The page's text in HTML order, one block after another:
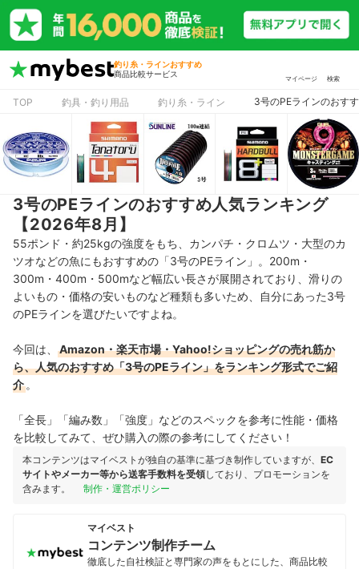
釣り糸・ラインおすすめ
商品比較サービス
マイページ 検索
TOP 釣具・釣り用品 釣り糸・ライン 3号のPEラインのおす
3号のPEラインのおすすめ人気ランキング
【2026年8月】
55ポンド・約25kgの強度をもち、カンパチ・クロムツ・大型のカ
ツオなどの魚にもおすすめの「3号のPEライン」。200m・
300m・400m・500mなど幅広い長さが展開されており、滑りの
よいもの・価格の安いものなど種類も多いため、自分にあった3号
のPEラインを選びたいですよね。
今回は、
Amazon・楽天市場・Yahoo!ショッピングの売れ筋か
ら、人気のおすすめ「3号のPEライン」をランキング形式でご紹
介 。
「全長」「編み数」「強度」などのスペックを参考に性能・価格
を比較してみて、ぜひ購入の際の参考にしてください！
本コンテンツはマイベストが独自の基準に基づき制作していますが、 EC
サイトやメーカー等から送客手数料を受領しており、プロモーションを
含みます。
制作・運営ポリシー
マイベスト
コンテンツ制作チーム
徹底した自社検証と専門家の声をもとにした、商品比較